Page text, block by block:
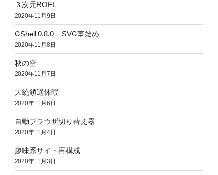
３次元ROFL
2020年11月9日
GShell 0.8.0 − SVG事始め
2020年11月8日
秋の空
2020年11月7日
大統領選休暇
2020年11月6日
自動ブラウザ切り替え器
2020年11月4日
趣味系サイト再構成
2020年11月3日